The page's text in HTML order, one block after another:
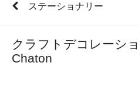
ステーショナリー
クラフトデコレーシ
Chaton